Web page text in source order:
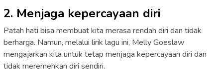
2. Menjaga kepercayaan diri
Patah hati bisa membuat kita merasa rendah diri dan tidak
berharga. Namun, melalui lirik lagu ini, Melly Goeslaw
mengajarkan kita untuk tetap menjaga kepercayaan diri dan
tidak meremehkan diri sendiri.